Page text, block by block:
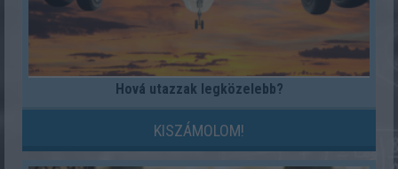
Hová utazzak legközelebb?
KISZÁMOLOM!